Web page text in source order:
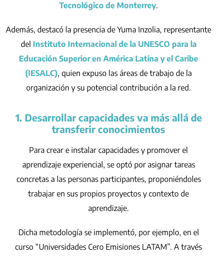
Tecnológico de Monterrey.
Además, destacó la presencia de Yuma Inzolia, representante
del Instituto Internacional de la UNESCO para la
Educación Superior en América Latina y el Caribe
(IESALC), quien expuso las áreas de trabajo de la
organización y su potencial contribución a la red.
1. Desarrollar capacidades va más allá de
transferir conocimientos
Para crear e instalar capacidades y promover el
aprendizaje experiencial, se optó por asignar tareas
concretas a las personas participantes, proponiéndoles
trabajar en sus propios proyectos y contexto de
aprendizaje.
Dicha metodología se implementó, por ejemplo, en el
curso “Universidades Cero Emisiones LATAM”. A través